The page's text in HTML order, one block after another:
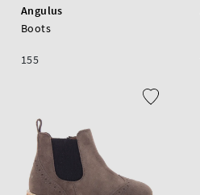
Angulus
Boots
155